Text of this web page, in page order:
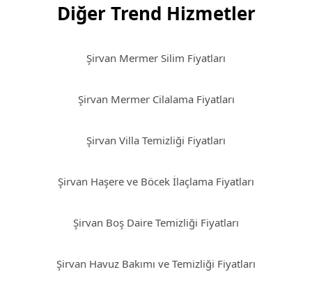
Diğer Trend Hizmetler
Şirvan Mermer Silim Fiyatları
Şirvan Mermer Cilalama Fiyatları
Şirvan Villa Temizliği Fiyatları
Şirvan Haşere ve Böcek İlaçlama Fiyatları
Şirvan Boş Daire Temizliği Fiyatları
Şirvan Havuz Bakımı ve Temizliği Fiyatları